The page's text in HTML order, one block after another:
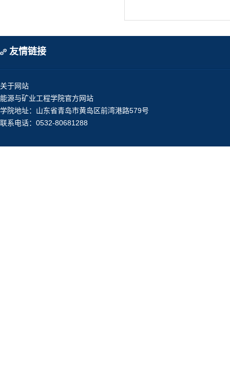
友情链接
关于网站
能源与矿业工程学院官方网站
学院地址：山东省青岛市黄岛区前湾港路579号
联系电话：0532-80681288